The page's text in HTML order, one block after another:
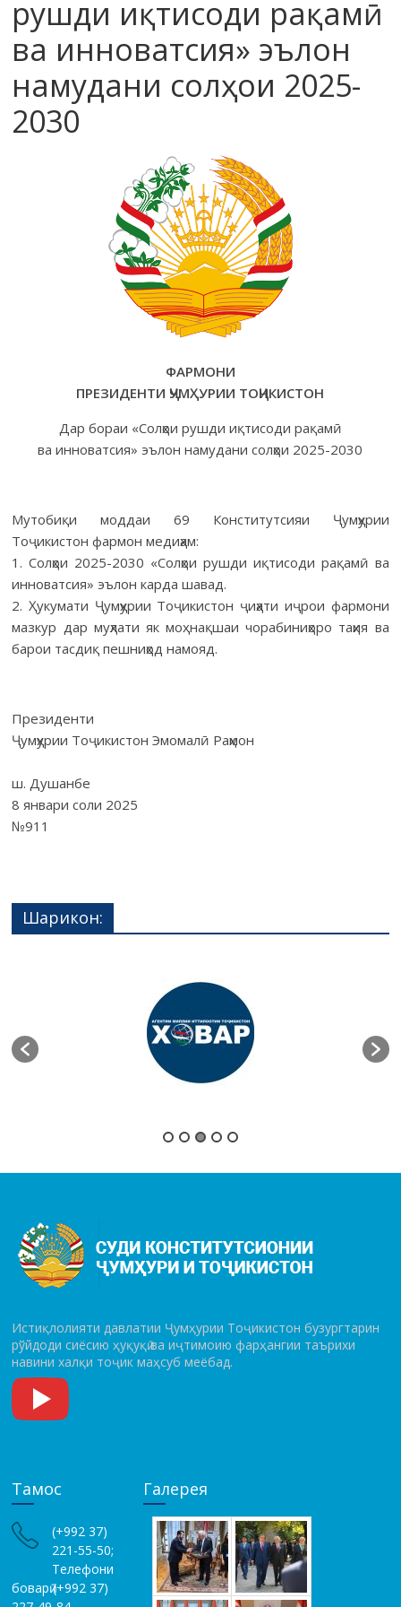
рушди иқтисоди рақамӣ
ва инноватсия» эълон
намудани солҳои 2025-
2030
ФАРМОНИ
ПРЕЗИДЕНТИ ҶУМҲУРИИ ТОҶИКИСТОН
Дар бораи «Солҳои рушди иқтисоди рақамӣ
ва инноватсия» эълон намудани солҳои 2025-2030
Мутобиқи моддаи 69 Конститутсияи Ҷумҳурии
Тоҷикистон фармон медиҳам:
1. Солҳои 2025-2030 «Солҳои рушди иқтисоди рақамӣ ва
инноватсия» эълон карда шавад.
2. Ҳукумати Ҷумҳурии Тоҷикистон ҷиҳати иҷрои фармони
мазкур дар муҳлати як моҳ нақшаи чорабиниҳоро таҳия ва
барои тасдиқ пешниҳод намояд.
Президенти
Ҷумҳурии Тоҷикистон Эмомалӣ Раҳмон
ш. Душанбе
8 январи соли 2025
№911
Шарикон:
Истиқлолияти давлатии Ҷумҳурии Тоҷикистон бузургтарин
рўй­до­ди сиёсию ҳуқуқӣ ва иҷтимоию фарҳангии таърихи
навини халқи тоҷик маҳсуб меёбад.
Тамос
(+992 37)
221-55-50;
Телефони
боварӣ (+992 37)
Галерея